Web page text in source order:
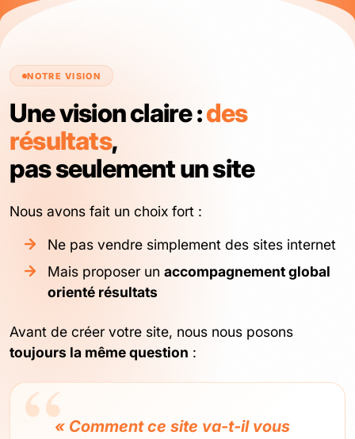
NOTRE VISION
Une vision claire :des
résultats,
pas seulement un site
Nous avons fait un choix fort :
Ne pas vendre simplement des sites internet
Mais proposer un accompagnement global
orienté résultats
Avant de créer votre site, nous nous posons
toujours la même question :
« Comment ce site va-t-il vous